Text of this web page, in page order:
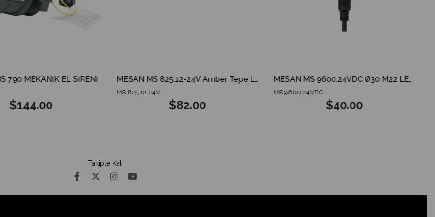
790 MEKANİK EL SİRENİ
$144.00
MESAN MS 825.12-24V Amber Tepe Lambası ECE R65 ECE R10 3 MODES SPARKING DOME
MS 825.12-24V
$82.00
MESAN MS 9600.24VDC Ø30 M22 LED Indikatör GX12 Konnektör RGY Siyah Gövde
MS 9600.24VDC
$40.00
Takipte Kal